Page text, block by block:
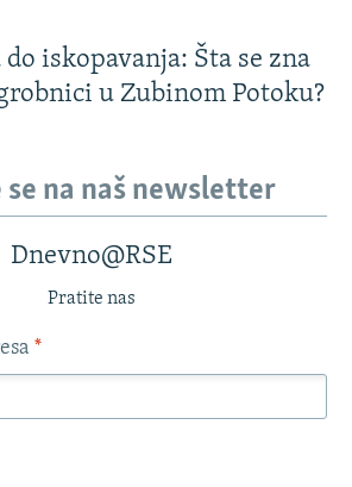
do iskopavanja: Šta se zna
u Zubinom Potoku?
na naš newsletter
Dnevno@RSE
Pratite nas
*